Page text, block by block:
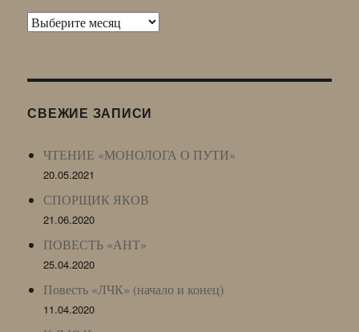
Архив
LJ
СВЕЖИЕ ЗАПИСИ
ЧТЕНИЕ «МОНОЛОГА О ПУТИ»
20.05.2021
СПОРЩИК ЯКОВ
21.06.2020
ПОВЕСТЬ «АНТ»
25.04.2020
Повесть «ЛЧК» (начало и конец)
11.04.2020